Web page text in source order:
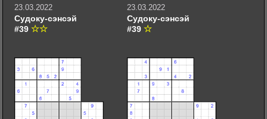
23.03.2022
Судоку-сэнсэй
#39
23.03.2022
Судоку-сэнсэй
#39